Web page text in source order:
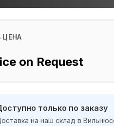
ЦЕНА
on Request
только по заказу
на наш склад в